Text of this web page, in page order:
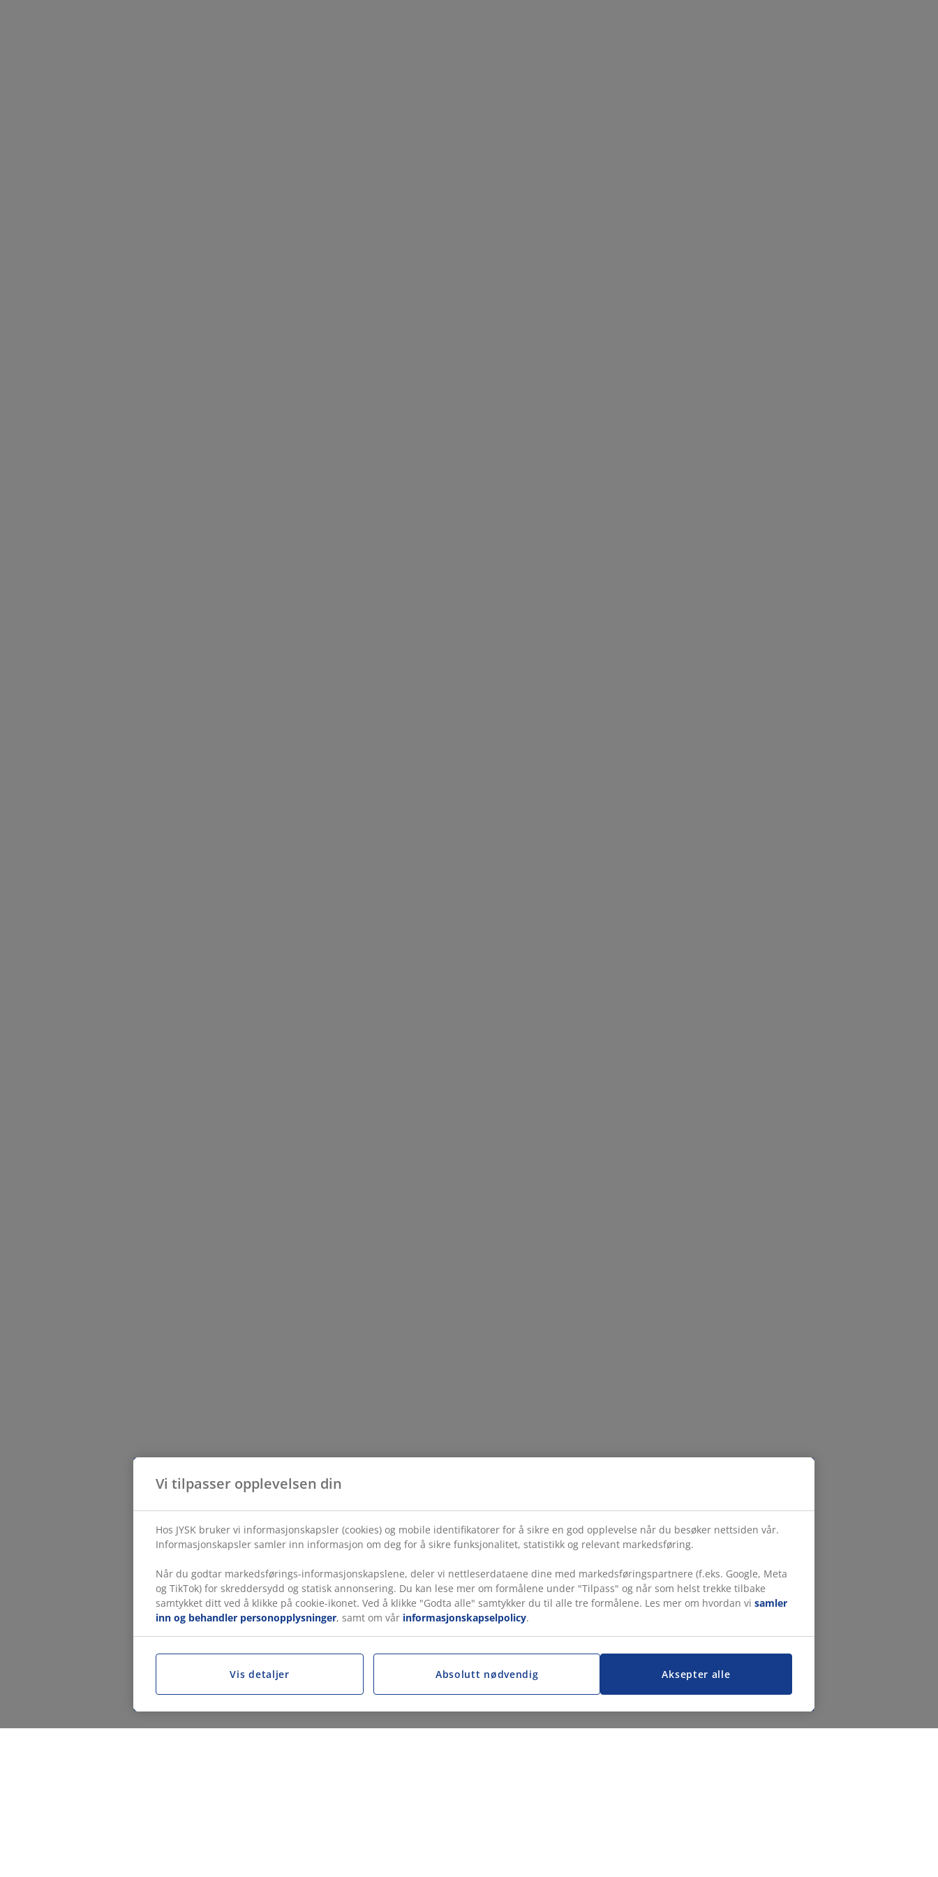
Vi tilpasser opplevelsen din
Hos JYSK bruker vi informasjonskapsler (cookies) og mobile identifikatorer for å sikre en god opplevelse når du besøker nettsiden vår.
Informasjonskapsler samler inn informasjon om deg for å sikre funksjonalitet, statistikk og relevant markedsføring.
Når du godtar markedsførings-informasjonskapslene, deler vi nettleserdataene dine med markedsføringspartnere (f.eks. Google, Meta
og TikTok) for skreddersydd og statisk annonsering. Du kan lese mer om formålene under "Tilpass" og når som helst trekke tilbake
samtykket ditt ved å klikke på cookie-ikonet. Ved å klikke "Godta alle" samtykker du til alle tre formålene. Les mer om hvordan vi samler
inn og behandler personopplysninger, samt om vår informasjonskapselpolicy.
Aksepter alle
Vis detaljer Absolutt nødvendig